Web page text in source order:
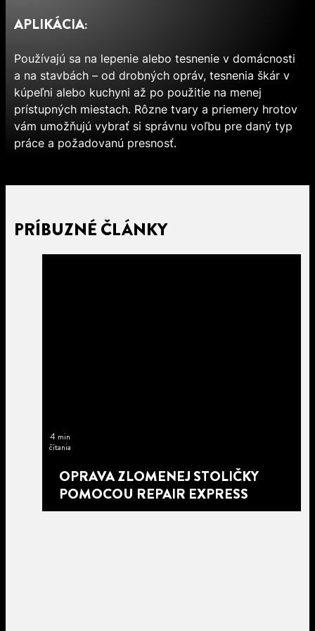
APLIKÁCIA:
Používajú sa na lepenie alebo tesnenie v domácnosti
a na stavbách – od drobných opráv, tesnenia škár v
kúpeľni alebo kuchyni až po použitie na menej
prístupných miestach. Rôzne tvary a priemery hrotov
vám umožňujú vybrať si správnu voľbu pre daný typ
práce a požadovanú presnosť.
PRÍBUZNÉ ČLÁNKY
4 min
čítania
OPRAVA ZLOMENEJ STOLIČKY
POMOCOU REPAIR EXPRESS